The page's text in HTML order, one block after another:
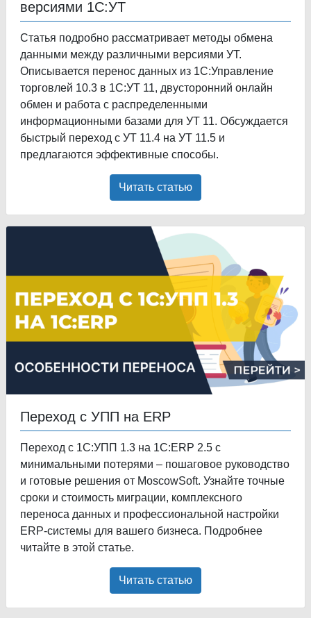
версиями 1С:УТ
Статья подробно рассматривает методы обмена
данными между различными версиями УТ.
Описывается перенос данных из 1С:Управление
торговлей 10.3 в 1С:УТ 11, двусторонний онлайн
обмен и работа с распределенными
информационными базами для УТ 11. Обсуждается
быстрый переход с УТ 11.4 на УТ 11.5 и
предлагаются эффективные способы.
Читать статью
Переход с УПП на ERP
Переход с 1С:УПП 1.3 на 1С:ERP 2.5 с
минимальными потерями – пошаговое руководство
и готовые решения от MoscowSoft. Узнайте точные
сроки и стоимость миграции, комплексного
переноса данных и профессиональной настройки
ERP-системы для вашего бизнеса. Подробнее
читайте в этой статье.
Читать статью